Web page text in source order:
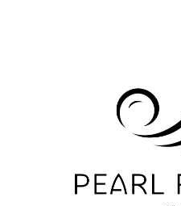
1 lit King Size ou 2 lits Twin